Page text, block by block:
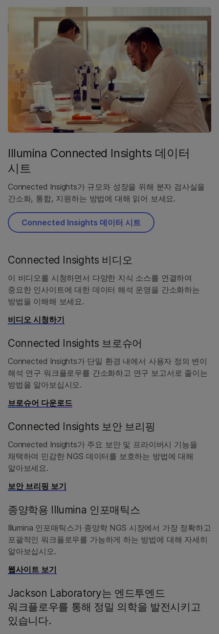
Illumina Connected Insights 데이터
시트
Connected Insights가 규모와 성장을 위해 분자 검사실을
간소화, 통합, 지원하는 방법에 대해 읽어 보세요.
Connected Insights 데이터 시트
Connected Insights 비디오
이 비디오를 시청하면서 다양한 지식 소스를 연결하여
중요한 인사이트에 대한 데이터 해석 운영을 간소화하는
방법을 이해해 보세요.
비디오 시청하기
Connected Insights 브로슈어
Connected Insights가 단일 환경 내에서 사용자 정의 변이
해석 연구 워크플로우를 간소화하고 연구 보고서로 줄이는
방법을 알아보십시오.
브로슈어 다운로드
Connected Insights 보안 브리핑
Connected Insights가 주요 보안 및 프라이버시 기능을
채택하여 민감한 NGS 데이터를 보호하는 방법에 대해
알아보세요.
보안 브리핑 보기
종양학용 Illumina 인포매틱스
Illumina 인포매틱스가 종양학 NGS 시장에서 가장 정확하고
포괄적인 워크플로우를 가능하게 하는 방법에 대해 자세히
알아보십시오.
웹사이트 보기
Jackson Laboratory는 엔드투엔드
워크플로우를 통해 정밀 의학을 발전시키고
있습니다.